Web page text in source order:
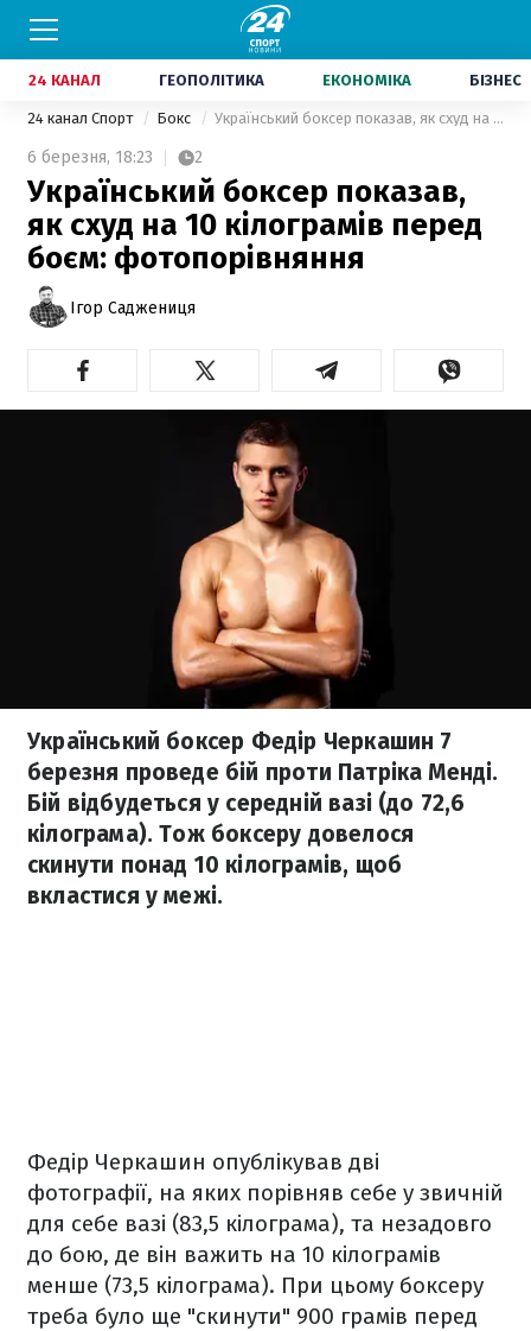
24 КАНАЛ ГЕОПОЛІТИКА ЕКОНОМІКА БІЗНЕС
24 канал Спорт Бокс Український боксер показав, як схуд на 10 кілограмів перед боєм: фотопорівняння
6 березня, 18:23 2
Український боксер показав,
як схуд на 10 кілограмів перед
боєм: фотопорівняння
Ігор Саджениця
Український боксер Федір Черкашин 7
березня проведе бій проти Патріка Менді.
Бій відбудеться у середній вазі (до 72,6
кілограма). Тож боксеру довелося
скинути понад 10 кілограмів, щоб
вкластися у межі.
Федір Черкашин опублікував дві
фотографії, на яких порівняв себе у звичній
для себе вазі (83,5 кілограма), та незадовго
до бою, де він важить на 10 кілограмів
менше (73,5 кілограма). При цьому боксеру
треба було ще "скинути" 900 грамів перед